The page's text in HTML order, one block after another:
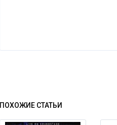
ПОХОЖИЕ СТАТЬИ